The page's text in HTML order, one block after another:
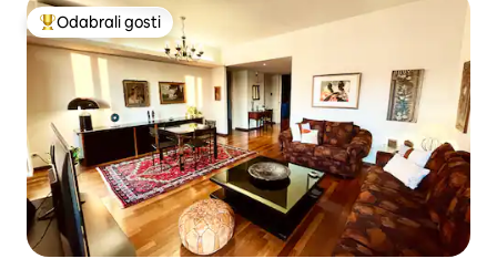
Među najviše rangiranima s oznakom „Odabrali gosti”
Odabrali gosti